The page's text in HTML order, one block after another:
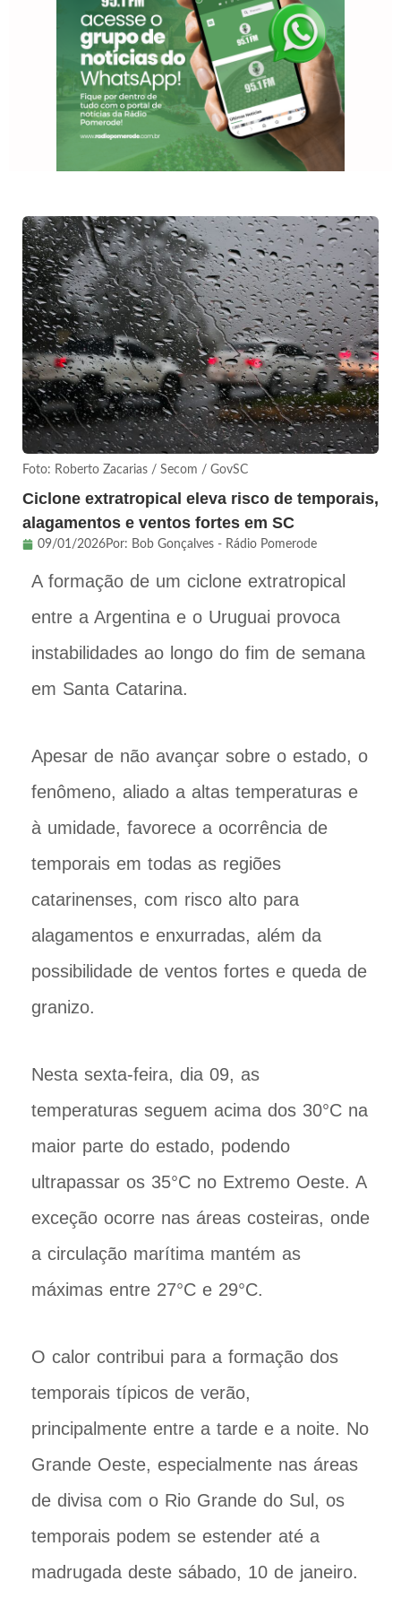
Foto: Roberto Zacarias / Secom / GovSC
Ciclone extratropical eleva risco de temporais,
alagamentos e ventos fortes em SC
09/01/2026Por: Bob Gonçalves - Rádio Pomerode
A formação de um ciclone extratropical
entre a Argentina e o Uruguai provoca
instabilidades ao longo do fim de semana
em Santa Catarina.
Apesar de não avançar sobre o estado, o
fenômeno, aliado a altas temperaturas e
à umidade, favorece a ocorrência de
temporais em todas as regiões
catarinenses, com risco alto para
alagamentos e enxurradas, além da
possibilidade de ventos fortes e queda de
granizo.
Nesta sexta-feira, dia 09, as
temperaturas seguem acima dos 30°C na
maior parte do estado, podendo
ultrapassar os 35°C no Extremo Oeste. A
exceção ocorre nas áreas costeiras, onde
a circulação marítima mantém as
máximas entre 27°C e 29°C.
O calor contribui para a formação dos
temporais típicos de verão,
principalmente entre a tarde e a noite. No
Grande Oeste, especialmente nas áreas
de divisa com o Rio Grande do Sul, os
temporais podem se estender até a
madrugada deste sábado, 10 de janeiro.